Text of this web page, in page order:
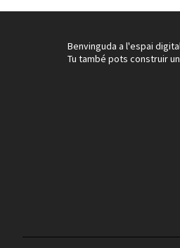
Benvinguda a l'espai
Tu també pots construir